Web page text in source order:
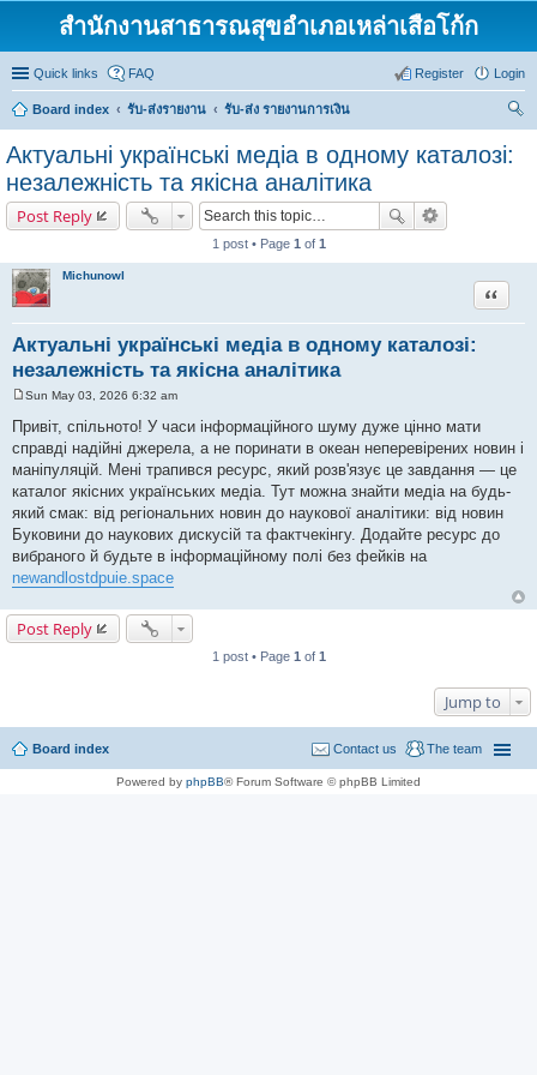
สำนักงานสาธารณสุขอำเภอเหล่าเสือโก้ก
Quick links FAQ Login
Register
Board index รับ-ส่งรายงาน
รับ-ส่ง รายงานการเงิน
ch
Актуальні українські медіа в одному каталозі:
незалежність та якісна аналітика
Post Reply
1 post • Page 1 of 1
Michunowl
Актуальні українські медіа в одному каталозі:
незалежність та якісна аналітика
Quote
s
t
Sun May 03, 2026 6:32 am
Привіт, спільното! У часи інформаційного шуму дуже цінно мати
справді надійні джерела, а не поринати в океан неперевірених новин і
маніпуляцій. Мені трапився ресурс, який розв'язує це завдання — це
каталог якісних українських медіа. Тут можна знайти медіа на будь-
який смак: від регіональних новин до наукової аналітики: від новин
Буковини до наукових дискусій та фактчекінгу. Додайте ресурс до
вибраного й будьте в інформаційному полі без фейків на
newandlostdpuie.space
Post Reply
1 post • Page 1 of 1
Jump to
Board index The team
Contact us
Powered by phpBB® Forum Software © phpBB Limited